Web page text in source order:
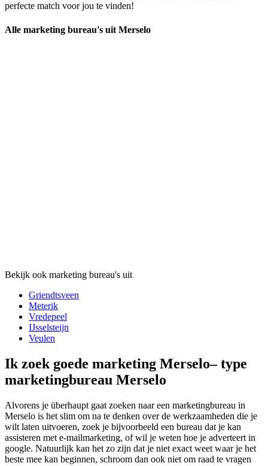
perfecte match voor jou te vinden!
Alle marketing bureau's uit Merselo
Bekijk ook marketing bureau's uit
Griendtsveen
Meterik
Vredepeel
IJsselsteijn
Veulen
Ik zoek goede marketing Merselo– type
marketingbureau Merselo
Alvorens je überhaupt gaat zoeken naar een marketingbureau in
Merselo is het slim om na te denken over de werkzaamheden die je
wilt laten uitvoeren, zoek je bijvoorbeeld een bureau dat je kan
assisteren met e-mailmarketing, of wil je weten hoe je adverteert in
google. Natuurlijk kan het zo zijn dat je niet exact weet waar je het
beste mee kan beginnen, schroom dan ook niet om raad te vragen